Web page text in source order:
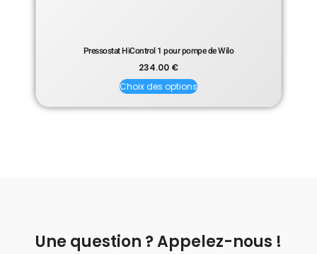
Pressostat HiControl 1 pour pompe de Wilo
234.00 €
Choix des options
Une question ? Appelez-nous !